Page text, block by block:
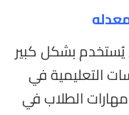
بشكل كبير
التعليمية في
مهارات الطلاب في